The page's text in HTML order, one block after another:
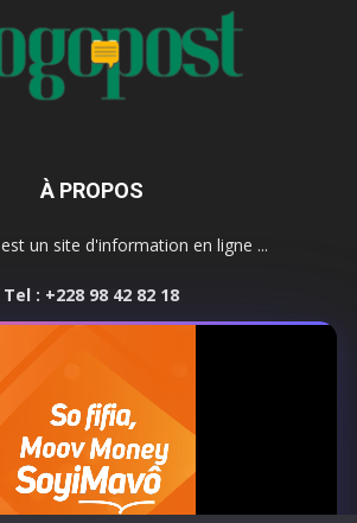
À PROPOS
un site d'information en ligne ...
Tel : +228 98 42 82 18
SUIVEZ NOUS